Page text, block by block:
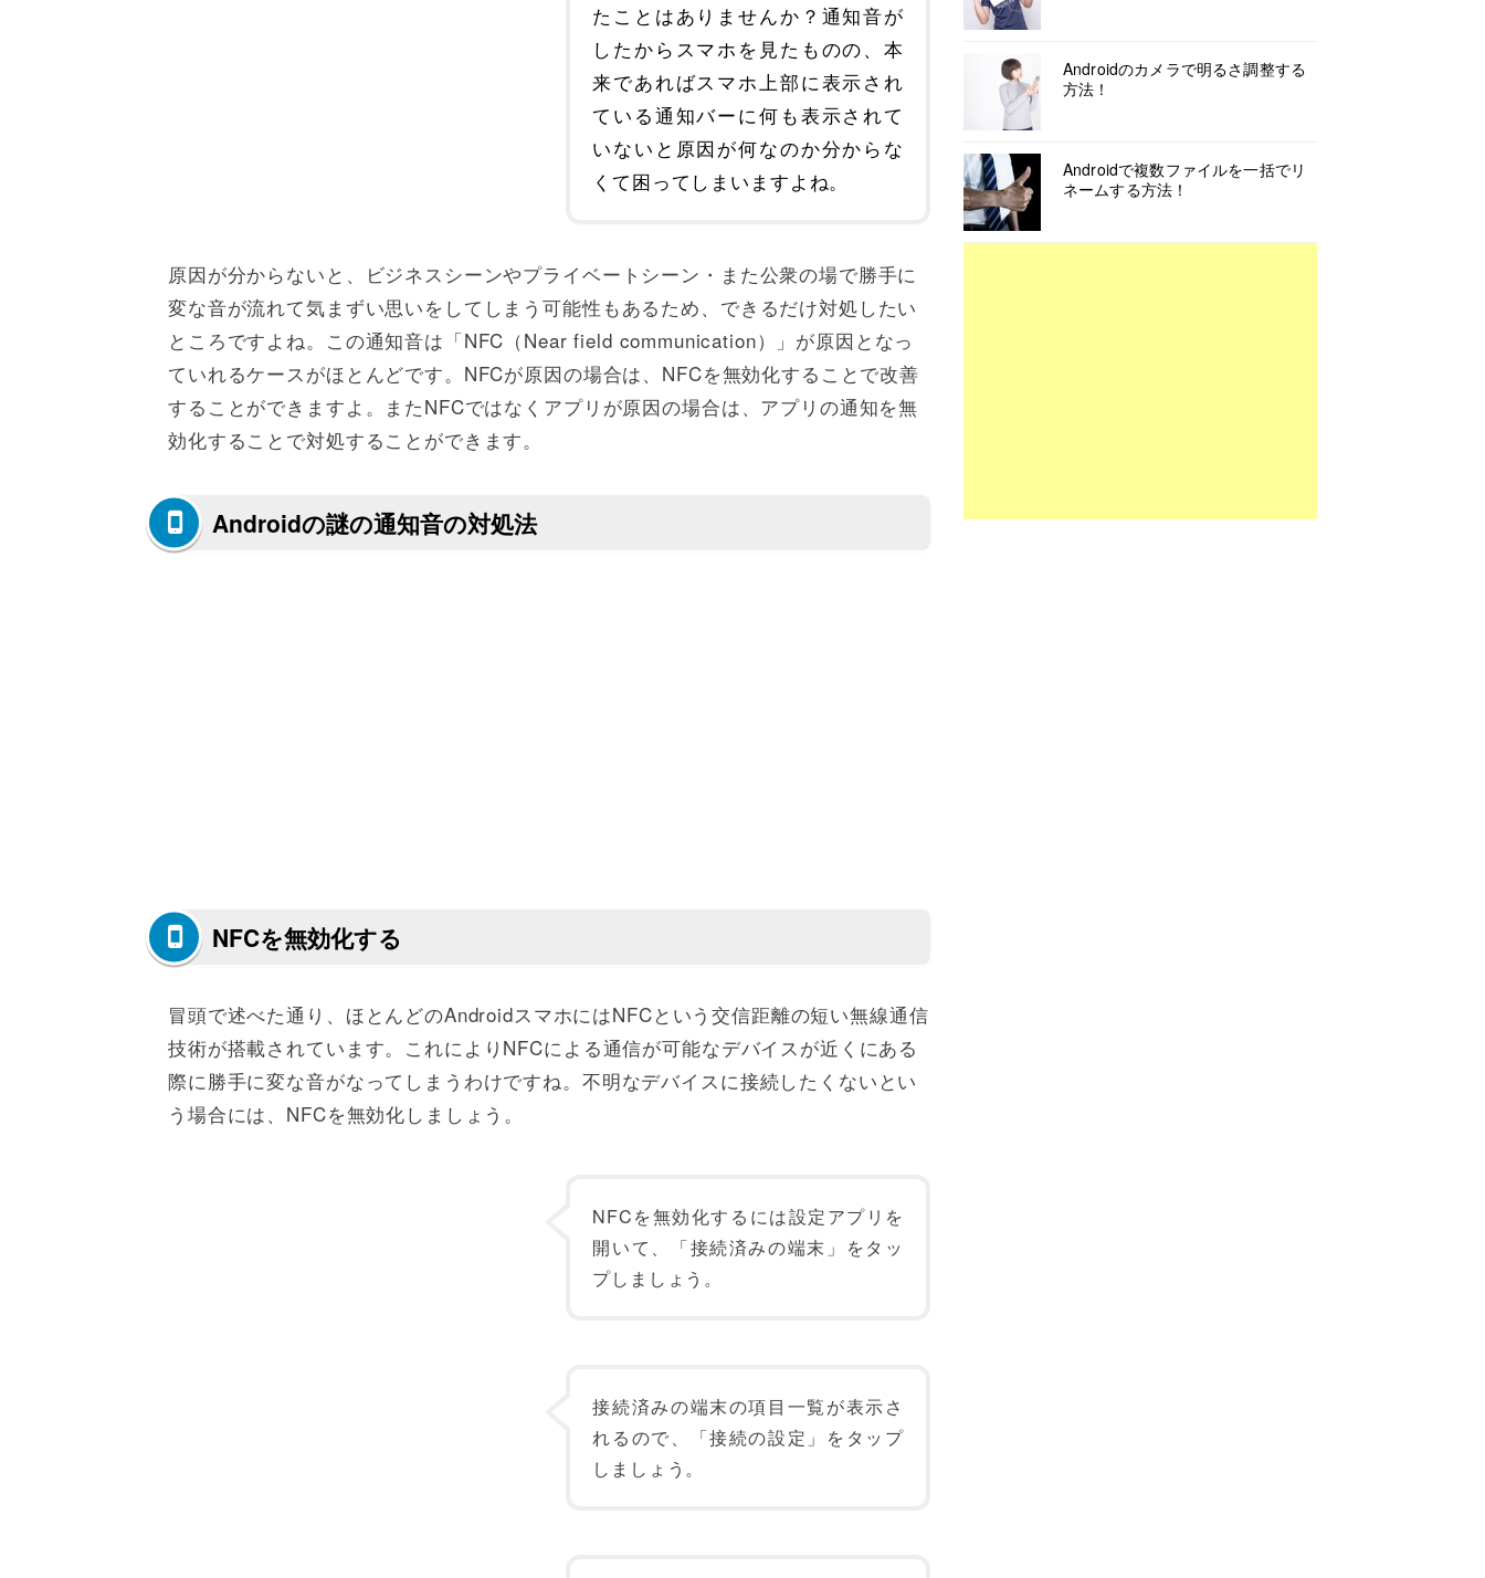
たことはありませんか？通知音が
したからスマホを見たものの、本
来であればスマホ上部に表示され
ている通知バーに何も表示されて
いないと原因が何なのか分からな
くて困ってしまいますよね。
原因が分からないと、ビジネスシーンやプライベートシーン・また公衆の場で勝手に
変な音が流れて気まずい思いをしてしまう可能性もあるため、できるだけ対処したい
ところですよね。この通知音は「NFC（Near field communication）」が原因となっ
ていれるケースがほとんどです。NFCが原因の場合は、NFCを無効化することで改善
することができますよ。またNFCではなくアプリが原因の場合は、アプリの通知を無
効化することで対処することができます。
Androidの謎の通知音の対処法
NFCを無効化する
冒頭で述べた通り、ほとんどのAndroidスマホにはNFCという交信距離の短い無線通信
技術が搭載されています。これによりNFCによる通信が可能なデバイスが近くにある
際に勝手に変な音がなってしまうわけですね。不明なデバイスに接続したくないとい
う場合には、NFCを無効化しましょう。
NFCを無効化するには設定アプリを
開いて、「接続済みの端末」をタッ
プしましょう。
接続済みの端末の項目一覧が表示さ
れるので、「接続の設定」をタップ
しましょう。
Androidのカメラで明るさ調整する
方法！
Androidで複数ファイルを一括でリ
ネームする方法！